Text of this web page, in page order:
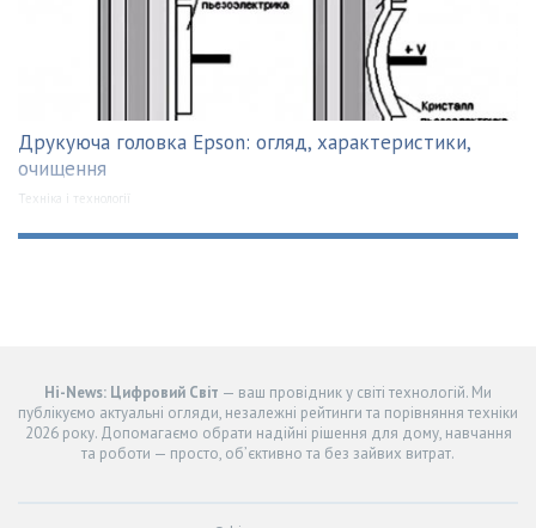
Друкуюча головка Epson: огляд, характеристики,
очищення
Техніка і технології
Hi-News: Цифровий Світ — ваш провідник у світі технологій. Ми
публікуємо актуальні огляди, незалежні рейтинги та порівняння техніки
2026 року. Допомагаємо обрати надійні рішення для дому, навчання
та роботи — просто, об’єктивно та без зайвих витрат.